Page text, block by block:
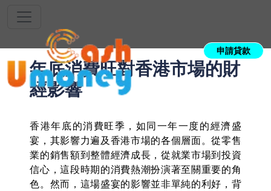
申請貸款
年底消費旺對香港市場的財
經影響
香港年底的消費旺季，如同一年一度的經濟盛
宴，其影響力遍及香港市場的各個層面。從零售
業的銷售額到整體經濟成長，從就業市場到投資
信心，這段時期的消費熱潮扮演著至關重要的角
色。然而，這場盛宴的影響並非單純的利好，背